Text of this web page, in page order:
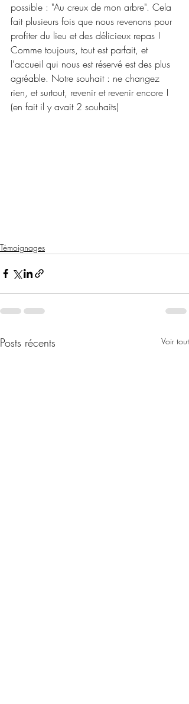
possible : "Au creux de mon arbre". Cela
fait plusieurs fois que nous revenons pour
profiter du lieu et des délicieux repas !
Comme toujours, tout est parfait, et
l'accueil qui nous est réservé est des plus
agréable. Notre souhait : ne changez
rien, et surtout, revenir et revenir encore !
(en fait il y avait 2 souhaits)
Témoignages
Posts récents Voir tout